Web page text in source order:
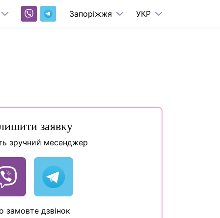
Запоріжжя УКР
заявку
зручний месенджер
замовте дзвінок